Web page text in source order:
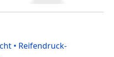
• Reifendruck-